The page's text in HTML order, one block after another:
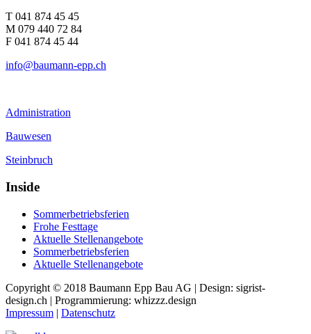
T 041 874 45 45
M 079 440 72 84
F 041 874 45 44
info@baumann-epp.ch
Administration
Bauwesen
Steinbruch
Inside
Sommerbetriebsferien
Frohe Festtage
Aktuelle Stellenangebote
Sommerbetriebsferien
Aktuelle Stellenangebote
Copyright © 2018 Baumann Epp Bau AG | Design: sigrist-
design.ch | Programmierung: whizzz.design
Impressum | Datenschutz